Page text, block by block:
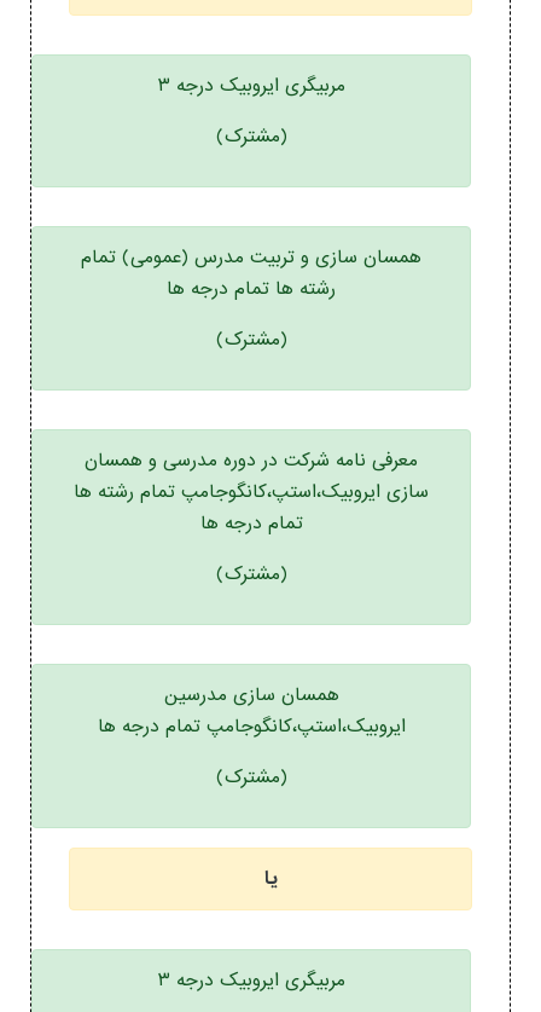
مربیگری ایروبیک درجه ۳
(مشترک)
همسان سازی و تربیت مدرس (عمومی) تمام
رشته ها تمام درجه ها
(مشترک)
معرفی نامه شرکت در دوره مدرسی و همسان
سازی ایروبیک،استپ،کانگوجامپ تمام رشته ها
تمام درجه ها
(مشترک)
همسان سازی مدرسین
ایروبیک،استپ،کانگوجامپ تمام درجه ها
(مشترک)
یا
مربیگری ایروبیک درجه ۳